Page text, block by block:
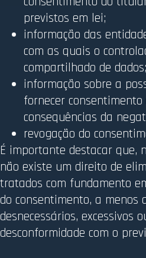
previstos em lei;
informação das
com as quais o
compartilhado de dados;
informação sobre a
fornecer
consequências da
revogação do
É importante destacar que,
não existe um direito de
tratados com fundamento
do consentimento, a menos
desnecessários, excessivos
desconformidade com o